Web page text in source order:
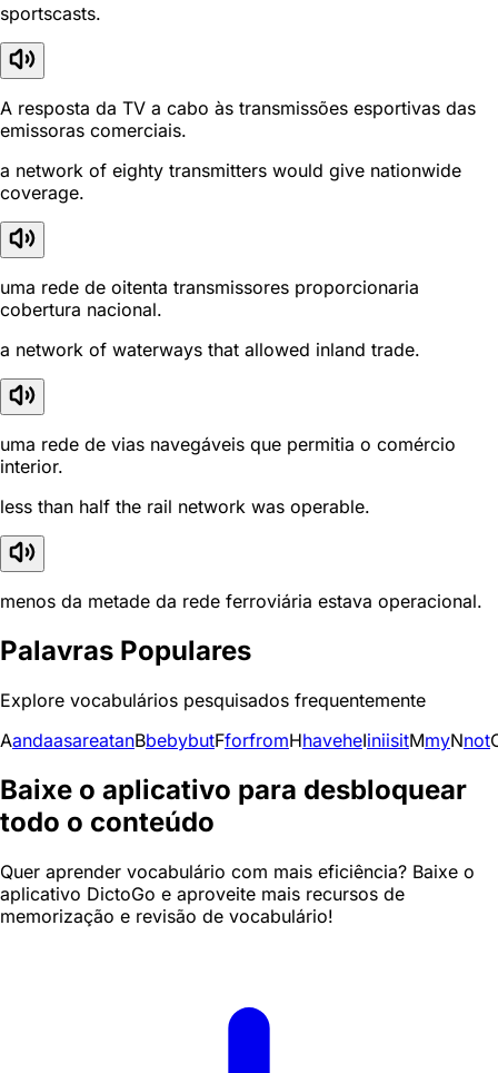
sportscasts.
A resposta da TV a cabo às transmissões esportivas das
emissoras comerciais.
a network of eighty transmitters would give nationwide
coverage.
uma rede de oitenta transmissores proporcionaria
cobertura nacional.
a network of waterways that allowed inland trade.
uma rede de vias navegáveis que permitia o comércio
interior.
less than half the rail network was operable.
menos da metade da rede ferroviária estava operacional.
Palavras Populares
Explore vocabulários pesquisados frequentemente
AandaasareatanBbebybutFforfromHhaveheIiniisitMmyNnot
Baixe o aplicativo para desbloquear
todo o conteúdo
Quer aprender vocabulário com mais eficiência? Baixe o
aplicativo DictoGo e aproveite mais recursos de
memorização e revisão de vocabulário!